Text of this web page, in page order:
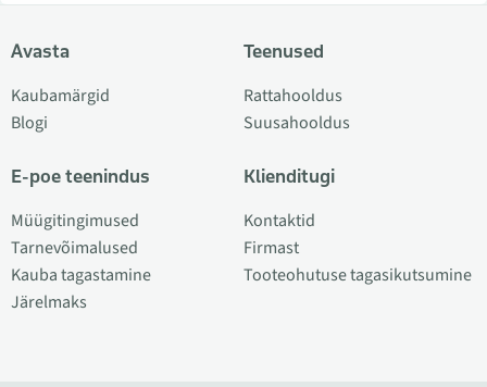
Avasta
Kaubamärgid
Blogi
E-poe teenindus
Müügitingimused
Tarnevõimalused
Kauba tagastamine
Järelmaks
Teenused
Rattahooldus
Suusahooldus
Klienditugi
Kontaktid
Firmast
Tooteohutuse tagasikutsumine